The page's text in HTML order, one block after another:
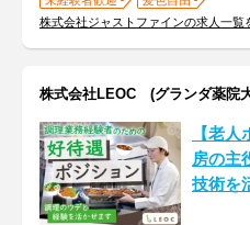
株式会社ジャストファインの求人一覧
株式会社LEOC (グランダ薬院
【老
房の主
技術を